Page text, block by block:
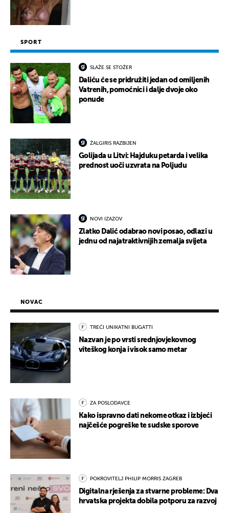
SPORT
SLAŽE SE STOŽER
Daliću će se pridružiti jedan od omiljenih
Vatrenih, pomoćnici i dalje dvoje oko
ponude
ŽALGIRIS RAZBIJEN
Golijada u Litvi: Hajduku petarda i velika
prednost uoči uzvrata na Poljudu
NOVI IZAZOV
Zlatko Dalić odabrao novi posao, odlazi u
jednu od najatraktivnijih zemalja svijeta
NOVAC
TREĆI UNIKATNI BUGATTI
Nazvan je po vrsti srednjovjekovnog
viteškog konja i visok samo metar
ZA POSLODAVCE
Kako ispravno dati nekome otkaz i izbjeći
najčešće pogreške te sudske sporove
POKROVITELJ PHILIP MORRIS ZAGREB
Digitalna rješenja za stvarne probleme: Dva
hrvatska projekta dobila potporu za razvoj